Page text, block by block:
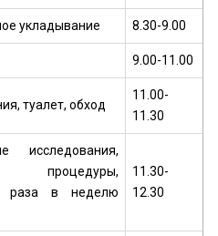
укладывание 8.30-9.00
9.00-11.00
туалет, обход
11.00-
11.30
исследования,
процедуры,
раза в неделю
11.30-
12.30